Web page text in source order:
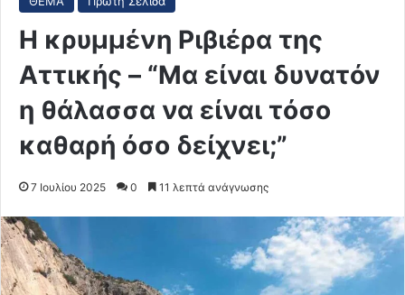
Η κρυμμένη Ριβιέρα της
Αττικής – “Μα είναι δυνατόν
η θάλασσα να είναι τόσο
καθαρή όσο δείχνει;”
7 Ιουλίου 2025 0 11 λεπτά ανάγνωσης